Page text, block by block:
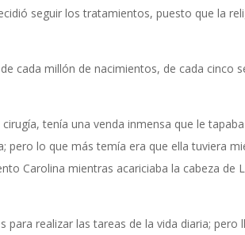
seguir los tratamientos, puesto que la
cada millón de nacimientos, de cada cinco
tenía una venda inmensa que le
pero lo que más temía era que ella tuviera
Carolina mientras acariciaba la cabeza de
realizar las tareas de la vida diaria; pero